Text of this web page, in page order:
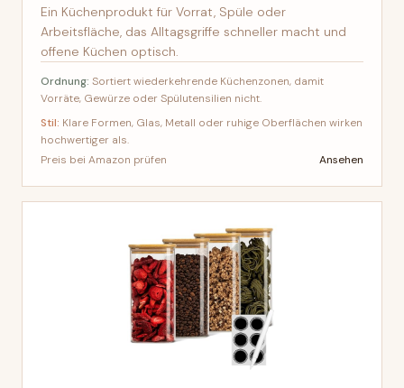
Ein Küchenprodukt für Vorrat, Spüle oder
Arbeitsfläche, das Alltagsgriffe schneller macht und
offene Küchen optisch.
Ordnung: Sortiert wiederkehrende Küchenzonen, damit
Vorräte, Gewürze oder Spülutensilien nicht.
Stil: Klare Formen, Glas, Metall oder ruhige Oberflächen wirken
hochwertiger als.
Preis bei Amazon prüfen
Ansehen